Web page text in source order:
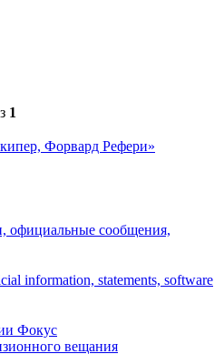
1
Форвард Рефери»
сообщения,
information, statements, software
Фокус
вещания